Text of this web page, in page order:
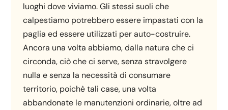
luoghi dove viviamo. Gli stessi suoli che
calpestiamo potrebbero essere impastati con la
paglia ed essere utilizzati per auto-costruire.
Ancora una volta abbiamo, dalla natura che ci
circonda, ciò che ci serve, senza stravolgere
nulla e senza la necessità di consumare
territorio, poichè tali case, una volta
abbandonate le manutenzioni ordinarie, oltre ad